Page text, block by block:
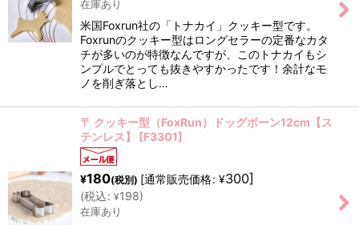
在庫あり
米国Foxrun社の「トナカイ」クッキー型です。
Foxrunのクッキー型はロングセラーの定番なカタ
チが多いのが特徴なんですが、このトナカイもシ
ンプルでとっても抜きやすかったです！余計なモ
ノを削ぎ落とし…
〒 クッキー型（FoxRun）ドッグボーン12cm【ス
テンレス】
[F3301]
¥180(税別) [通常販売価格: ¥300]
(税込: ¥198)
在庫あり